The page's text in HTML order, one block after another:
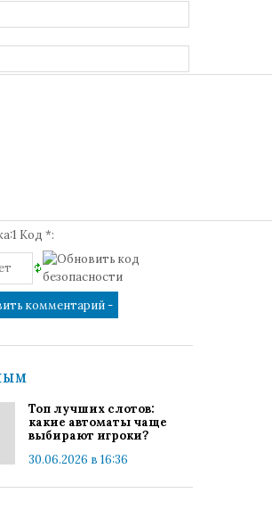
Код *:
Топ лучших слотов:
какие автоматы чаще
выбирают игроки?
30.06.2026 в 16:36